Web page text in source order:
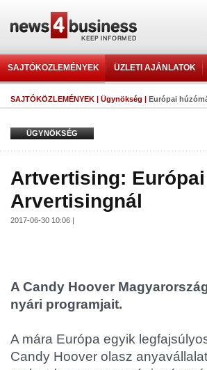
SAJTÓKÖZLEMÉNYEK ÜZLETI AJÁNLATOK
SAJTÓKÖZLEMÉNYEK | Ügynökség | Európai
ÜGYNÖKSÉG
Artvertising:
Arvertisingnál
2017-06-30 10:06 |
A Candy Hoover
nyári programjait.
A mára Európa egyik
Candy Hoover olasz